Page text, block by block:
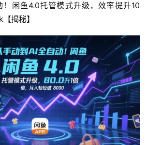
！闲鱼4.0托管模式升级，效率提升10
揭秘】